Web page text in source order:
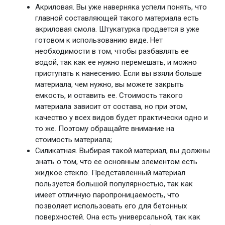
Акриловая. Вы уже наверняка успели понять, что
главной составляющей такого материала есть
акриловая смола. Штукатурка продается в уже
готовом к использованию виде. Нет
необходимости в том, чтобы разбавлять ее
водой, так как ее нужно перемешать, и можно
приступать к нанесению. Если вы взяли больше
материала, чем нужно, вы можете закрыть
емкость, и оставить ее. Стоимость такого
материала зависит от состава, но при этом,
качество у всех видов будет практически одно и
то же. Поэтому обращайте внимание на
стоимость материала;
Силикатная. Выбирая такой материал, вы должны
знать о том, что ее основным элементом есть
жидкое стекло. Представленный материал
пользуется большой популярностью, так как
имеет отличную паропроницаемость, что
позволяет использовать его для бетонных
поверхностей. Она есть универсальной, так как